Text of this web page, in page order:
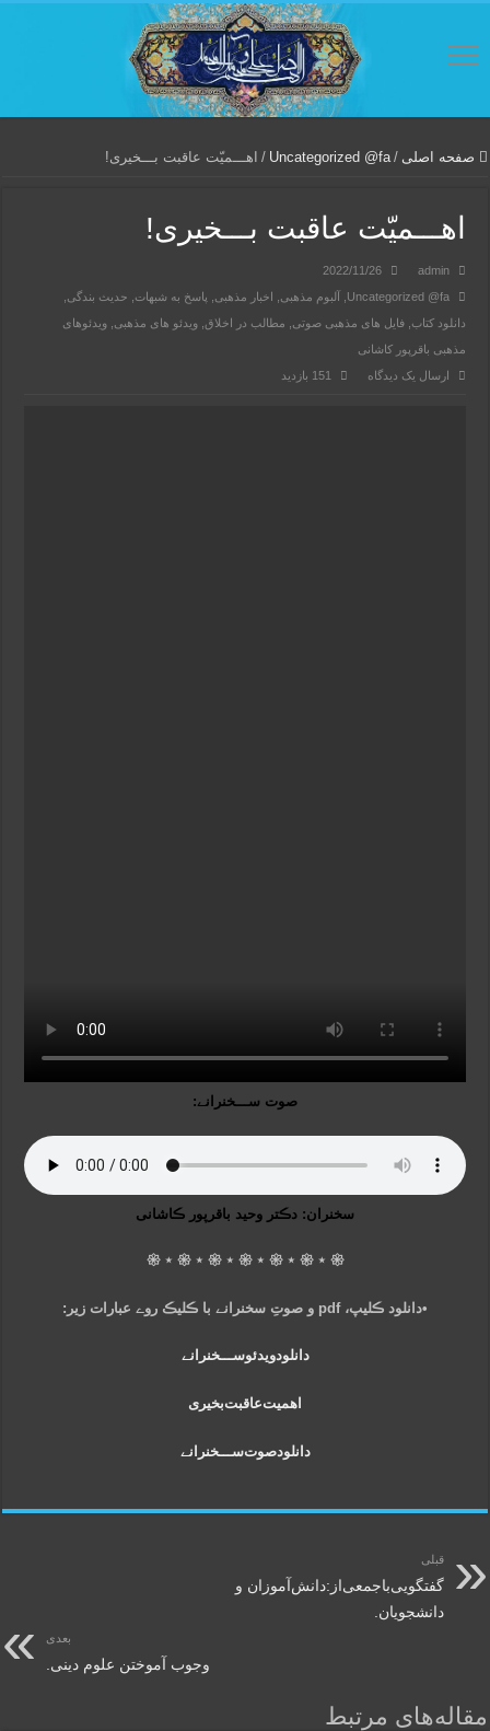
صفحه اصلی /
Uncategorized @fa
/ اهـــمیّت عاقبت بـــخیری!
اهـــمیّت عاقبت بـــخیری!
admin
2022/11/26
Uncategorized @fa
آلبوم مذهبی اخبار مذهبی پاسخ به شبهات حدیث بندگی
دانلود کتاب ,فایل های مذهبی صوتی مطالب در اخلاق ,ویدئو های مذهبی ,ویدئوهای
مذهبی باقرپور کاشانی
ارسال یک دیدگاه
151 بازدید
صوت ســـخنرانے:
سخنران: دڪتر وحید باقرپور ڪاشانی
𑁍 ⋆ 𑁍 ⋆ 𑁍 ⋆ 𑁍 ⋆ 𑁍 ⋆ 𑁍 ⋆ 𑁍
•دانلود ڪلیپ، pdf و صوتِ سخنرانے با ڪلیڪ روے عبارات زیر:
دانلود‌ویدئو‌ســـخنرانے
اهمیت‌عاقبت‌بخیری
دانلود‌صوت‌ســـخنرانے
قبلی
گفتگویی‌باجمعی‌از:دانش‌آموزان‌ و
دانشجویان.
بعدی
وجوب آموختن علوم دینی.
مقاله‌های مرتبط